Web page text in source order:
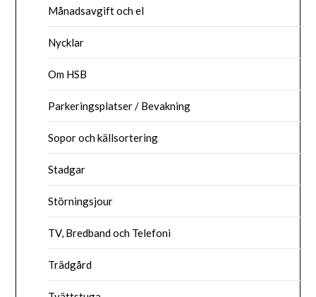
Månadsavgift och el
Nycklar
Om HSB
Parkeringsplatser / Bevakning
Sopor och källsortering
Stadgar
Störningsjour
TV, Bredband och Telefoni
Trädgård